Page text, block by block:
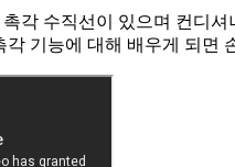
각 수직선이 있으며 컨디
각 기능에 대해 배우게 되면